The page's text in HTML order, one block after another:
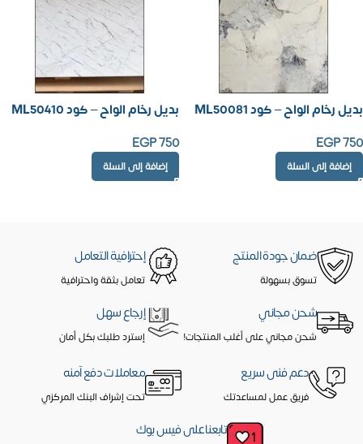
بديل رخام الواح – كود ML50081
EGP750
إضافة إلى السلة
بديل رخام الواح – كود ML50410
EGP750
إضافة إلى السلة
ضمان جودة المنتج
تسوق بسهولة
إحترافية التعامل
تعامل بثقة واحترافية
شحن مجاني
شحن مجاني على أغلب المنتجات!
إرجاع سهل
إسترد طلبك بكل أمان
دعم فنى سريع
فريق عمل لمساعدتك
معاملات دفع آمنه
تحت إشراف البنك المركزي
تابعنا على فيس بوك